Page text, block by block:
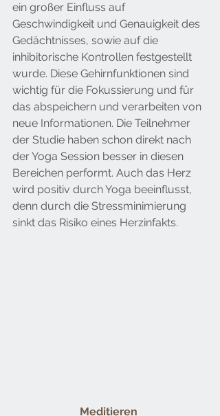
ein großer Einfluss auf
Geschwindigkeit und Genauigkeit des
Gedächtnisses, sowie auf die
inhibitorische Kontrollen festgestellt
wurde. Diese Gehirnfunktionen sind
wichtig für die Fokussierung und für
das abspeichern und verarbeiten von
neue Informationen. Die Teilnehmer
der Studie haben schon direkt nach
der Yoga Session besser in diesen
Bereichen performt. Auch das Herz
wird positiv durch Yoga beeinflusst,
denn durch die Stressminimierung
sinkt das Risiko eines Herzinfakts.
Meditieren